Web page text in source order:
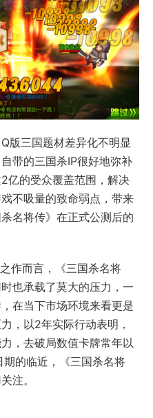
版三国题材差异化不明显
带的三国杀IP很好地弥补
亿的受众覆盖范围，解决
不吸量的致命弱点，带来
名将传》在正式公测后的
作而言，《三国杀名将
也承载了莫大的压力，一
在当下市场环境来看更是
，以2年实际行动表明，
，去破局数值卡牌常年以
的临近，《三国杀名将
注。